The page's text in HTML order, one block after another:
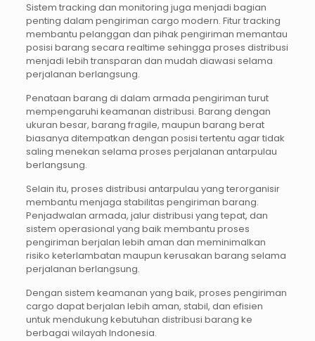
Sistem tracking dan monitoring juga menjadi bagian
penting dalam pengiriman cargo modern. Fitur tracking
membantu pelanggan dan pihak pengiriman memantau
posisi barang secara realtime sehingga proses distribusi
menjadi lebih transparan dan mudah diawasi selama
perjalanan berlangsung.
Penataan barang di dalam armada pengiriman turut
mempengaruhi keamanan distribusi. Barang dengan
ukuran besar, barang fragile, maupun barang berat
biasanya ditempatkan dengan posisi tertentu agar tidak
saling menekan selama proses perjalanan antarpulau
berlangsung.
Selain itu, proses distribusi antarpulau yang terorganisir
membantu menjaga stabilitas pengiriman barang.
Penjadwalan armada, jalur distribusi yang tepat, dan
sistem operasional yang baik membantu proses
pengiriman berjalan lebih aman dan meminimalkan
risiko keterlambatan maupun kerusakan barang selama
perjalanan berlangsung.
Dengan sistem keamanan yang baik, proses pengiriman
cargo dapat berjalan lebih aman, stabil, dan efisien
untuk mendukung kebutuhan distribusi barang ke
berbagai wilayah Indonesia.